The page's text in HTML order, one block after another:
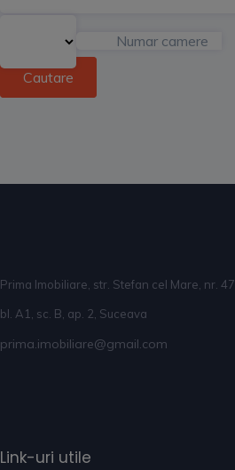
Previous
Numar camere
Cautare
Prima Imobiliare, str. Stefan cel Mare, nr. 47
bl. A1, sc. B, ap. 2, Suceava
prima.imobiliare@gmail.com
Link-uri utile